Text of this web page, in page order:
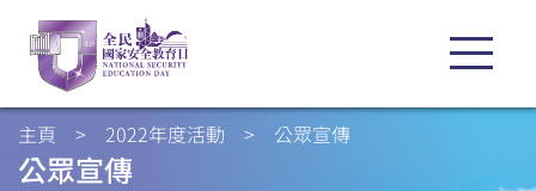
主頁 > 2022年度活動 > 公眾宣傳
公眾宣傳